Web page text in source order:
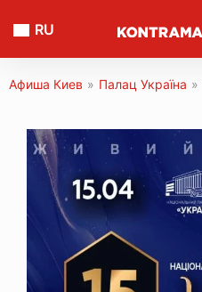
RU
Афиша Киев » Палац Україна »